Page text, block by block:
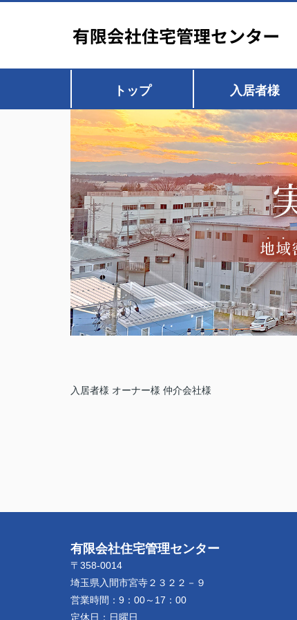
トップ 入居者様
入居者様 オーナー様 仲介会社様
有限会社住宅管理センター
〒358-0014
埼玉県入間市宮寺２３２２－９
営業時間： 9：00～17：00
定休日： 日曜日